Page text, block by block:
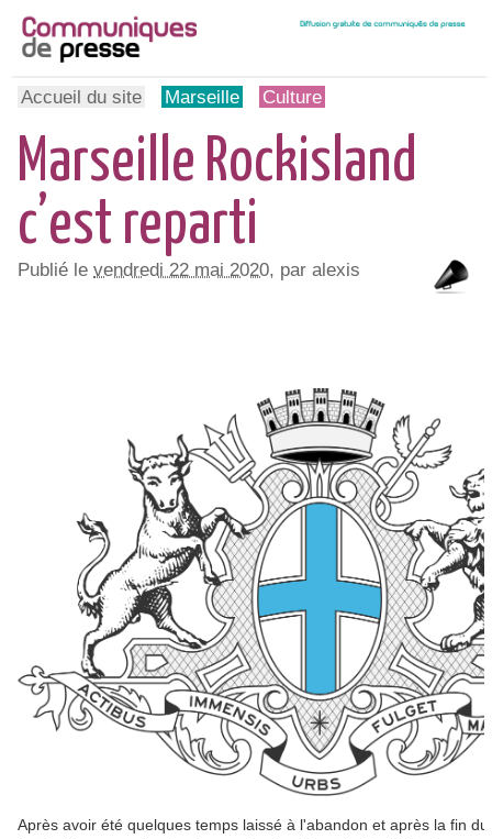
Accueil du site Marseille Culture
Marseille Rockisland
c’est reparti
Publié levendredi 22 mai 2020, par alexis
Après avoir été quelques temps laissé à l'abandon et après la fin du